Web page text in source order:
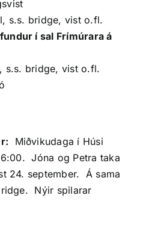
s.s. bridge, vist o.fl.
í sal Frímúrara á
s.s. bridge, vist o.fl.
Miðvikudaga í Húsi
Jóna og Petra taka
24. september. Á sama
Nýir spilarar